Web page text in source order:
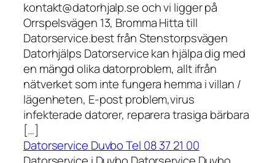
kontakt@datorhjalp.se och vi ligger på
Orrspelsvägen 13, Bromma Hitta till
Datorservice.best från Stenstorpsvägen
Datorhjälps Datorservice kan hjälpa dig med
en mängd olika datorproblem, allt ifrån
nätverket som inte fungera hemma i villan /
lägenheten, E-post problem,virus
infekterade datorer, reparera trasiga bärbara
[…]
Datorservice Duvbo Tel 08 37 21 00